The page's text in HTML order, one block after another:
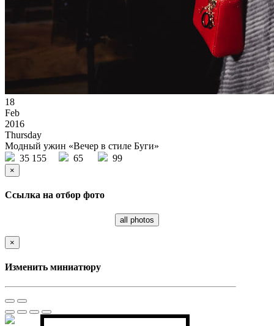
18
Feb
2016
Thursday
Модный ужин «Вечер в стиле Буги»
35 155
65 99
×
Ссылка на отбор фото
all photos
×
Изменить миниатюру